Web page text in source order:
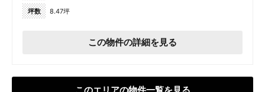
坪数 8.47坪
この物件の詳細を見る